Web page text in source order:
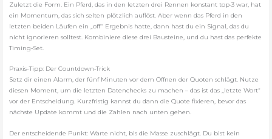
Zuletzt die Form. Ein Pferd, das in den letzten drei Rennen konstant top‑3 war, hat
ein Momentum, das sich selten plötzlich auflöst. Aber wenn das Pferd in den
letzten beiden Läufen ein „off“ Ergebnis hatte, dann hast du ein Signal, das du
nicht ignorieren solltest. Kombiniere diese drei Bausteine, und du hast das perfekte
Timing‑Set.
Praxis-Tipp: Der Countdown‑Trick
Setz dir einen Alarm, der fünf Minuten vor dem Öffnen der Quoten schlägt. Nutze
diesen Moment, um die letzten Datenchecks zu machen – das ist das „letzte Wort“
vor der Entscheidung. Kurzfristig kannst du dann die Quote fixieren, bevor das
nächste Update kommt und die Zahlen nach unten gehen.
Der entscheidende Punkt: Warte nicht, bis die Masse zuschlägt. Du bist kein